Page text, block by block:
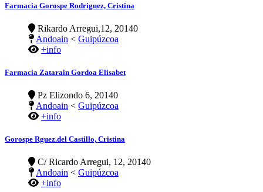
Farmacia Gorospe Rodriguez, Cristina
Rikardo Arregui,12, 20140
Andoain < Guipúzcoa
+info
Farmacia Zatarain Gordoa Elisabet
Pz Elizondo 6, 20140
Andoain < Guipúzcoa
+info
Gorospe Rguez.del Castillo, Cristina
C/ Ricardo Arregui, 12, 20140
Andoain < Guipúzcoa
+info